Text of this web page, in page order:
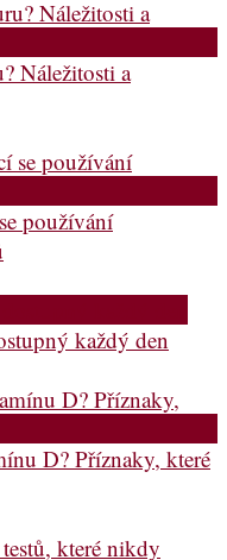
Náležitosti a
používání
každý den
D? Příznaky, které